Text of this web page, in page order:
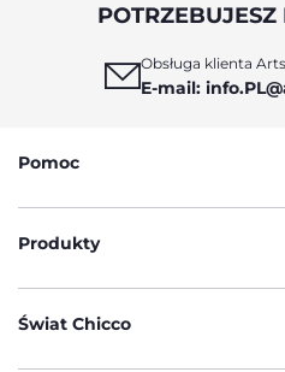
Obsługa klienta
E-mail:
Pomoc
Produkty
Świat Chicco